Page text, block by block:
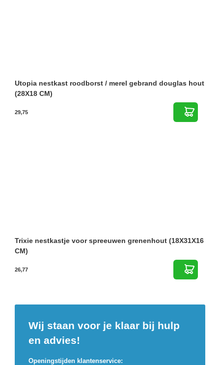
Utopia nestkast roodborst / merel gebrand douglas hout
(28X18 CM)
29,75
Trixie nestkastje voor spreeuwen grenenhout (18X31X16
CM)
26,77
Wij staan voor je klaar bij hulp
en advies!
Openingstijden klantenservice: